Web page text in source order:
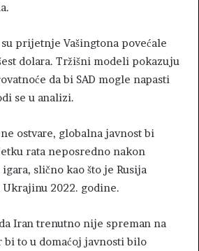
prijetnje Vašingtona povećale
dolara. Tržišni modeli pokazuju
da bi SAD mogle napasti
se u analizi.
ostvare, globalna javnost bi
rata neposredno nakon
slično kao što je Rusija
2022. godine.
Iran trenutno nije spreman na
to u domaćoj javnosti bilo